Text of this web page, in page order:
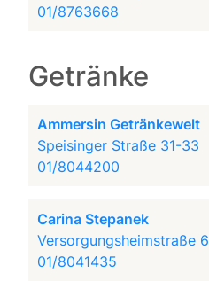
01/8763668
Getränke
Ammersin Getränkewelt
Speisinger Straße 31-33
01/8044200
Carina Stepanek
Versorgungsheimstraße 6
01/8041435